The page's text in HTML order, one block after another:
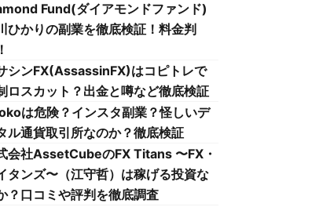
Fund(ダイアモンドファンド)
ひかりの副業を徹底検証！料金判
シンFX(AssassinFX)はコピトレで
ロスカット？出金と噂など徹底検証
は危険？インスタ副業？怪しいデ
ル通貨取引所なのか？徹底検証
会社AssetCubeのFX Titans 〜FX・
タンズ〜（江守哲）は稼げる投資な
？口コミや評判を徹底調査